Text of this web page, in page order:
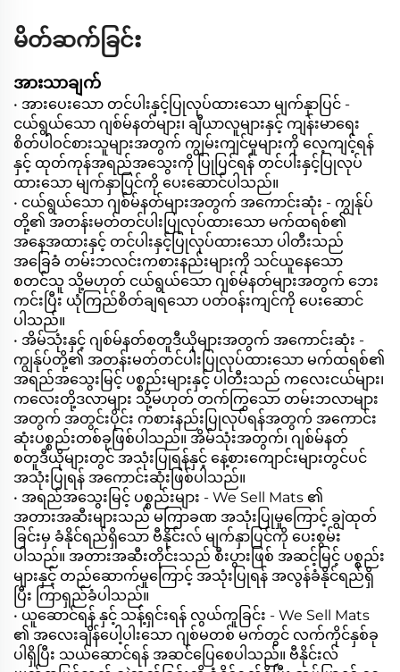
မိတ်ဆက်ခြင်း
အားသာချက်
• အားပေးသော တင်ပါးနှင့်ပြုလုပ်ထားသော မျက်နှာပြင် -
ငယ်ရွယ်သော ဂျစ်မ်နတ်များ၊ ချီယာလူများနှင့် ကျန်းမာရေး
စိတ်ပါဝင်စားသူများအတွက် ကျွမ်းကျင်မှုများကို လေ့ကျင့်ရန်
နှင့် ထုတ်ကုန်အရည်အသွေးကို ပြုပြင်ရန် တင်ပါးနှင့်ပြုလုပ်
ထားသော မျက်နှာပြင်ကို ပေးဆောင်ပါသည်။
• ငယ်ရွယ်သော ဂျစ်မ်နတ်များအတွက် အကောင်းဆုံး - ကျွန်ုပ်
တို့၏ အတန်းမတ်တင်ပါးပြုလုပ်ထားသော မက်ထရစ်၏
အနေအထားနှင့် တင်ပါးနှင့်ပြုလုပ်ထားသော ပါတီးသည်
အခြေခံ တမ်းဘလင်းကစားနည်းများကို သင်ယူနေသော
စတင်သူ သို့မဟုတ် ငယ်ရွယ်သော ဂျစ်မ်နတ်များအတွက် ဘေး
ကင်းပြီး ယုံကြည်စိတ်ချရသော ပတ်ဝန်းကျင်ကို ပေးဆောင်
ပါသည်။
• အိမ်သုံးနှင့် ဂျစ်မ်နတ်စတူဒီယိုများအတွက် အကောင်းဆုံး -
ကျွန်ုပ်တို့၏ အတန်းမတ်တင်ပါးပြုလုပ်ထားသော မက်ထရစ်၏
အရည်အသွေးမြင့် ပစ္စည်းများနှင့် ပါတီးသည် ကလေးငယ်များ၊
ကလေးတို့ဒလာများ သို့မဟုတ် တက်ကြွသော တမ်းဘလာများ
အတွက် အတွင်းပိုင်း ကစားနည်းပြုလုပ်ရန်အတွက် အကောင်း
ဆုံးပစ္စည်းတစ်ခုဖြစ်ပါသည်။ အိမ်သုံးအတွက်၊ ဂျစ်မ်နတ်
စတူဒီယိုများတွင် အသုံးပြုရန်နှင့် နေ့စားကျောင်းများတွင်ပင်
အသုံးပြုရန် အကောင်းဆုံးဖြစ်ပါသည်။
• အရည်အသွေးမြင့် ပစ္စည်းများ - We Sell Mats ၏
အတားအဆီးများသည် မကြာခဏ အသုံးပြုမှုကြောင့် ချွဲထုတ်
ခြင်းမှ ခံနိုင်ရည်ရှိသော ဗီနိုင်းလ် မျက်နှာပြင်ကို ပေးစွမ်း
ပါသည်။ အတားအဆီးတိုင်းသည် စီးပွားဖြစ် အဆင့်မြင့် ပစ္စည်း
များနှင့် တည်ဆောက်မှုကြောင့် အသုံးပြုရန် အလွန်ခံနိုင်ရည်ရှိ
ပြီး ကြာရှည်ခံပါသည်။
• ယူဆောင်ရန် နှင့် သန့်ရှင်းရန် လွယ်ကူခြင်း - We Sell Mats
၏ အလေးချိန်ပေါ့ပါးသော ဂျစ်မတစ် မက်တွင် လက်ကိုင်နှစ်ခု
ပါရှိပြီး သယ်ဆောင်ရန် အဆင်ပြေစေပါသည်။ ဗီနိုင်းလ်